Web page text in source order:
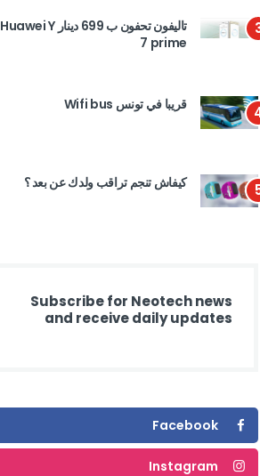
تاليفون تحفون ب 699 دينار Huawei Y
7 prime
قريبا في تونس Wifi bus
كيفاش تنجم تراقب ولدك عن بعد ؟
Subscribe for Neotech news
and receive daily updates
Facebook
Instagram